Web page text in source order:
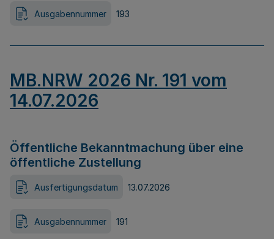
Ausgabennummer 193
MB.NRW 2026 Nr. 191 vom
14.07.2026
Öffentliche Bekanntmachung über eine
öffentliche Zustellung
Ausfertigungsdatum 13.07.2026
Ausgabennummer 191